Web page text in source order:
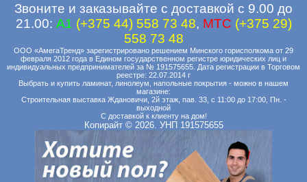
Звоните и заказывайте с доставкой с 9.00 до
21.00: A1 (+375 44) 558 73 48, MTC (+375 29)
558 73 48
ООО «АмегаТренд» зарегистрировано решением Минского горисполкома от 29
февраля 2012 года в Едином государственном регистре юридических лиц и
индивидуальных предпринимателей за № 191575655. Дата регистрации в Торговом
реестре: 22.07.2014 г
Выбрать и купить ламинат, линолеум, напольные покрытия - можно в нашем
магазине:
Строительная выставка Ждановичи, 2й этаж, пав. 33, с 11:00 до 17:00, Пн. -
выходной
С доставкой к клиенту на дом!
Копирайт © 2026. УНП 191575655